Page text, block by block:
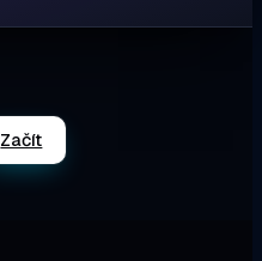
Začít